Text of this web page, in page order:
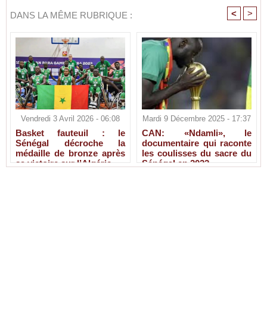
DANS LA MÊME RUBRIQUE : < >
Vendredi 3 Avril 2026 - 06:08
Basket fauteuil : le
Sénégal décroche la
médaille de bronze après
sa victoire sur l’Algérie
Mardi 9 Décembre 2025 - 17:37
CAN: «Ndamli», le
documentaire qui raconte
les coulisses du sacre du
Sénégal en 2022